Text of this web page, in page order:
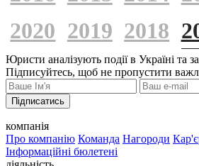
2018
2019
2020
Юристи аналізують події в Україні та
Підписуйтесь, щоб не пропустити
Підписатись
компанія
Про компанію Команда Нагороди
Інформаційні бюлетені